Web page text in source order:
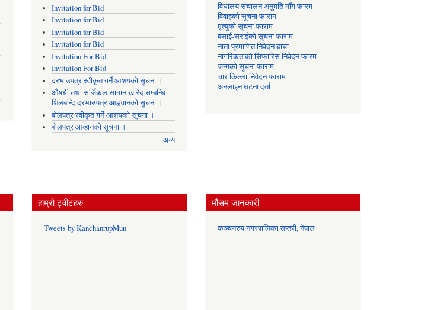
Invitation for Bid
Invitation for Bid
Invitation for Bid
Invitation for Bid
Invitation For Bid
Invitation For Bid
दरभाउपत्र स्वीकृत गर्ने आशयको सुचना ।
औषधी तथा सर्जिकल सामान खरिद सम्बन्धि
शिलबन्दि दरभाउपत्र आह्ववानको सुचना ।
बोलपत्र स्वीकृत गर्ने आशयको सूचना ।
बोलपत्र आव्हानको सूचना ।
अन्य
विधालय संचालन अनुमति माँग फारम
विवाहको सूचना फाराम
मृत्युको सूचना फाराम
बसाई-सराईको सूचना फाराम
नाता प्रमाणित निवेदन ढाचा
नागरिकताको सिफारिस निवेदन फारम
जन्मको सूचना फाराम
चार किल्ला निवेदन फाराम
अनलाइन घटना दर्ता
हाम्रो ट्वीटहरु
Tweets by KanchanrupMun
मौसम जानकारी
कञ्चनरुप नगरपालिका सप्तरी, नेपाल